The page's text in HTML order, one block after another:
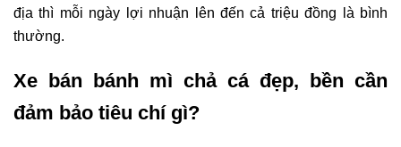
địa thì mỗi ngày lợi nhuận lên đến cả triệu đồng là bình
thường.
Xe bán bánh mì chả cá đẹp, bền cần
đảm bảo tiêu chí gì?